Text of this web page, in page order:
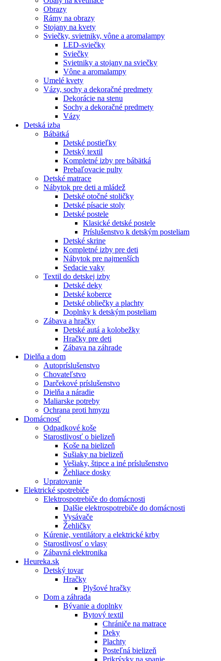
Obrazy
Rámy na obrazy
Stojany na kvety
Sviečky, svietniky, vône a aromalampy
LED-sviečky
Sviečky
Svietniky a stojany na sviečky
Vône a aromalampy
Umelé kvety
Vázy, sochy a dekoračné predmety
Dekorácie na stenu
Sochy a dekoračné predmety
Vázy
Detská izba
Bábätká
Detské postieľky
Detský textil
Kompletné izby pre bábätká
Prebaľovacie pulty
Detské matrace
Nábytok pre deti a mládež
Detské otočné stoličky
Detské písacie stoly
Detské postele
Klasické detské postele
Príslušenstvo k detským posteliam
Detské skrine
Kompletné izby pre deti
Nábytok pre najmenších
Sedacie vaky
Textil do detskej izby
Detské deky
Detské koberce
Detské obliečky a plachty
Doplnky k detským posteliam
Zábava a hračky
Detské autá a kolobežky
Hračky pre deti
Zábava na záhrade
Dielňa a dom
Autopríslušenstvo
Chovateľstvo
Darčekové príslušenstvo
Dielňa a náradie
Maliarske potreby
Ochrana proti hmyzu
Domácnosť
Odpadkové koše
Starostlivosť o bielizeň
Koše na bielizeň
Sušiaky na bielizeň
Vešiaky, štipce a iné príslušenstvo
Žehliace dosky
Upratovanie
Elektrické spotrebiče
Elektrospotrebiče do domácnosti
Dalšie elektrospotrebiče do domácnosti
Vysávače
Žehličky
Kúrenie, ventilátory a elektrické krby
Starostlivosť o vlasy
Zábavná elektronika
Heureka.sk
Detský tovar
Hračky
Plyšové hračky
Dom a záhrada
Bývanie a doplnky
Bytový textil
Chrániče na matrace
Deky
Plachty
Posteľná bielizeň
Prikrývky na spanie